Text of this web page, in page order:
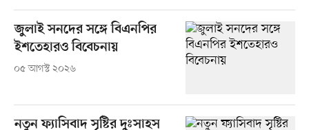
জুলাই সনদের সঙ্গে বিএনপির
ইশতেহারও বিবেচনায়
০৫ আগস্ট ২০২৬
নতুন ফ্যাসিবাদ সৃষ্টির দুঃসাহস